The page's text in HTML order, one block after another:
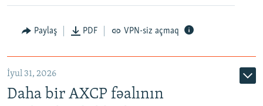
Paylaş PDF VPN-siz açmaq
İyul 31, 2026
Daha bir AXCP fəalının